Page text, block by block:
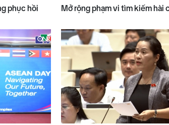
phục hồi
Mở rộng phạm vi tìm kiếm hài